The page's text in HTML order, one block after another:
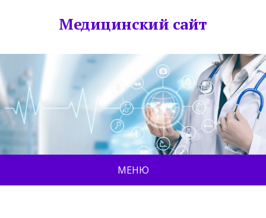
Медицинский сайт
МЕНЮ